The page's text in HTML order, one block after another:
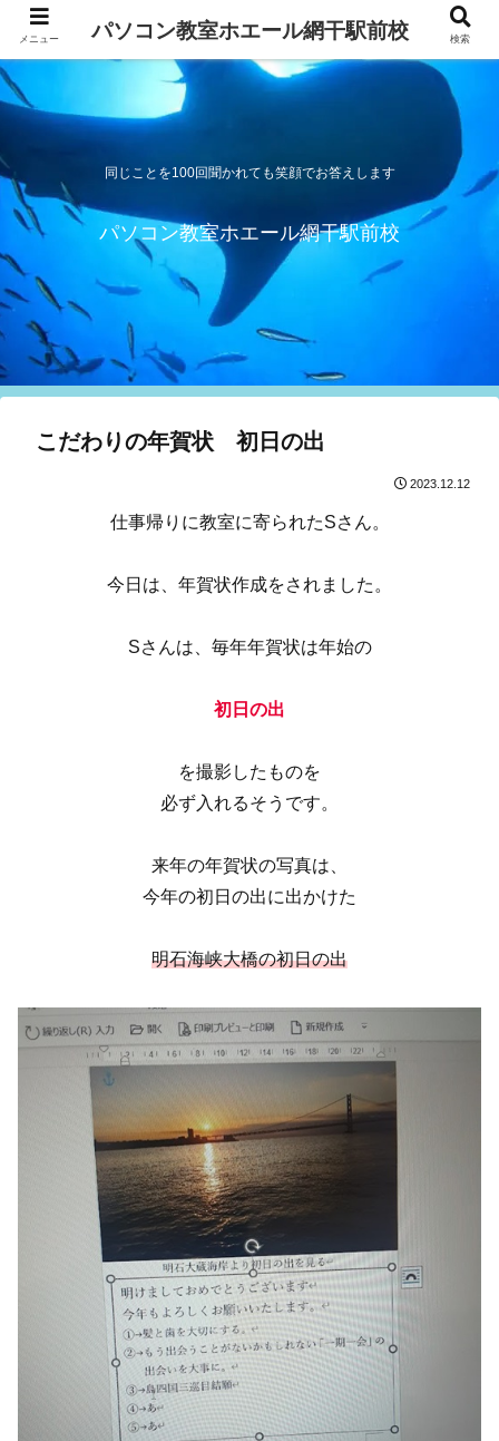
同じことを100回聞かれても笑顔でお答えします
パソコン教室ホエール網干駅前校
こだわりの年賀状 初日の出
2023.12.12
仕事帰りに教室に寄られたSさん。
今日は、年賀状作成をされました。
Sさんは、毎年年賀状は年始の
初日の出
を撮影したものを
必ず入れるそうです。
来年の年賀状の写真は、
今年の初日の出に出かけた
明石海峡大橋の初日の出
メニュー パソコン教室ホエール網干駅前校 検索